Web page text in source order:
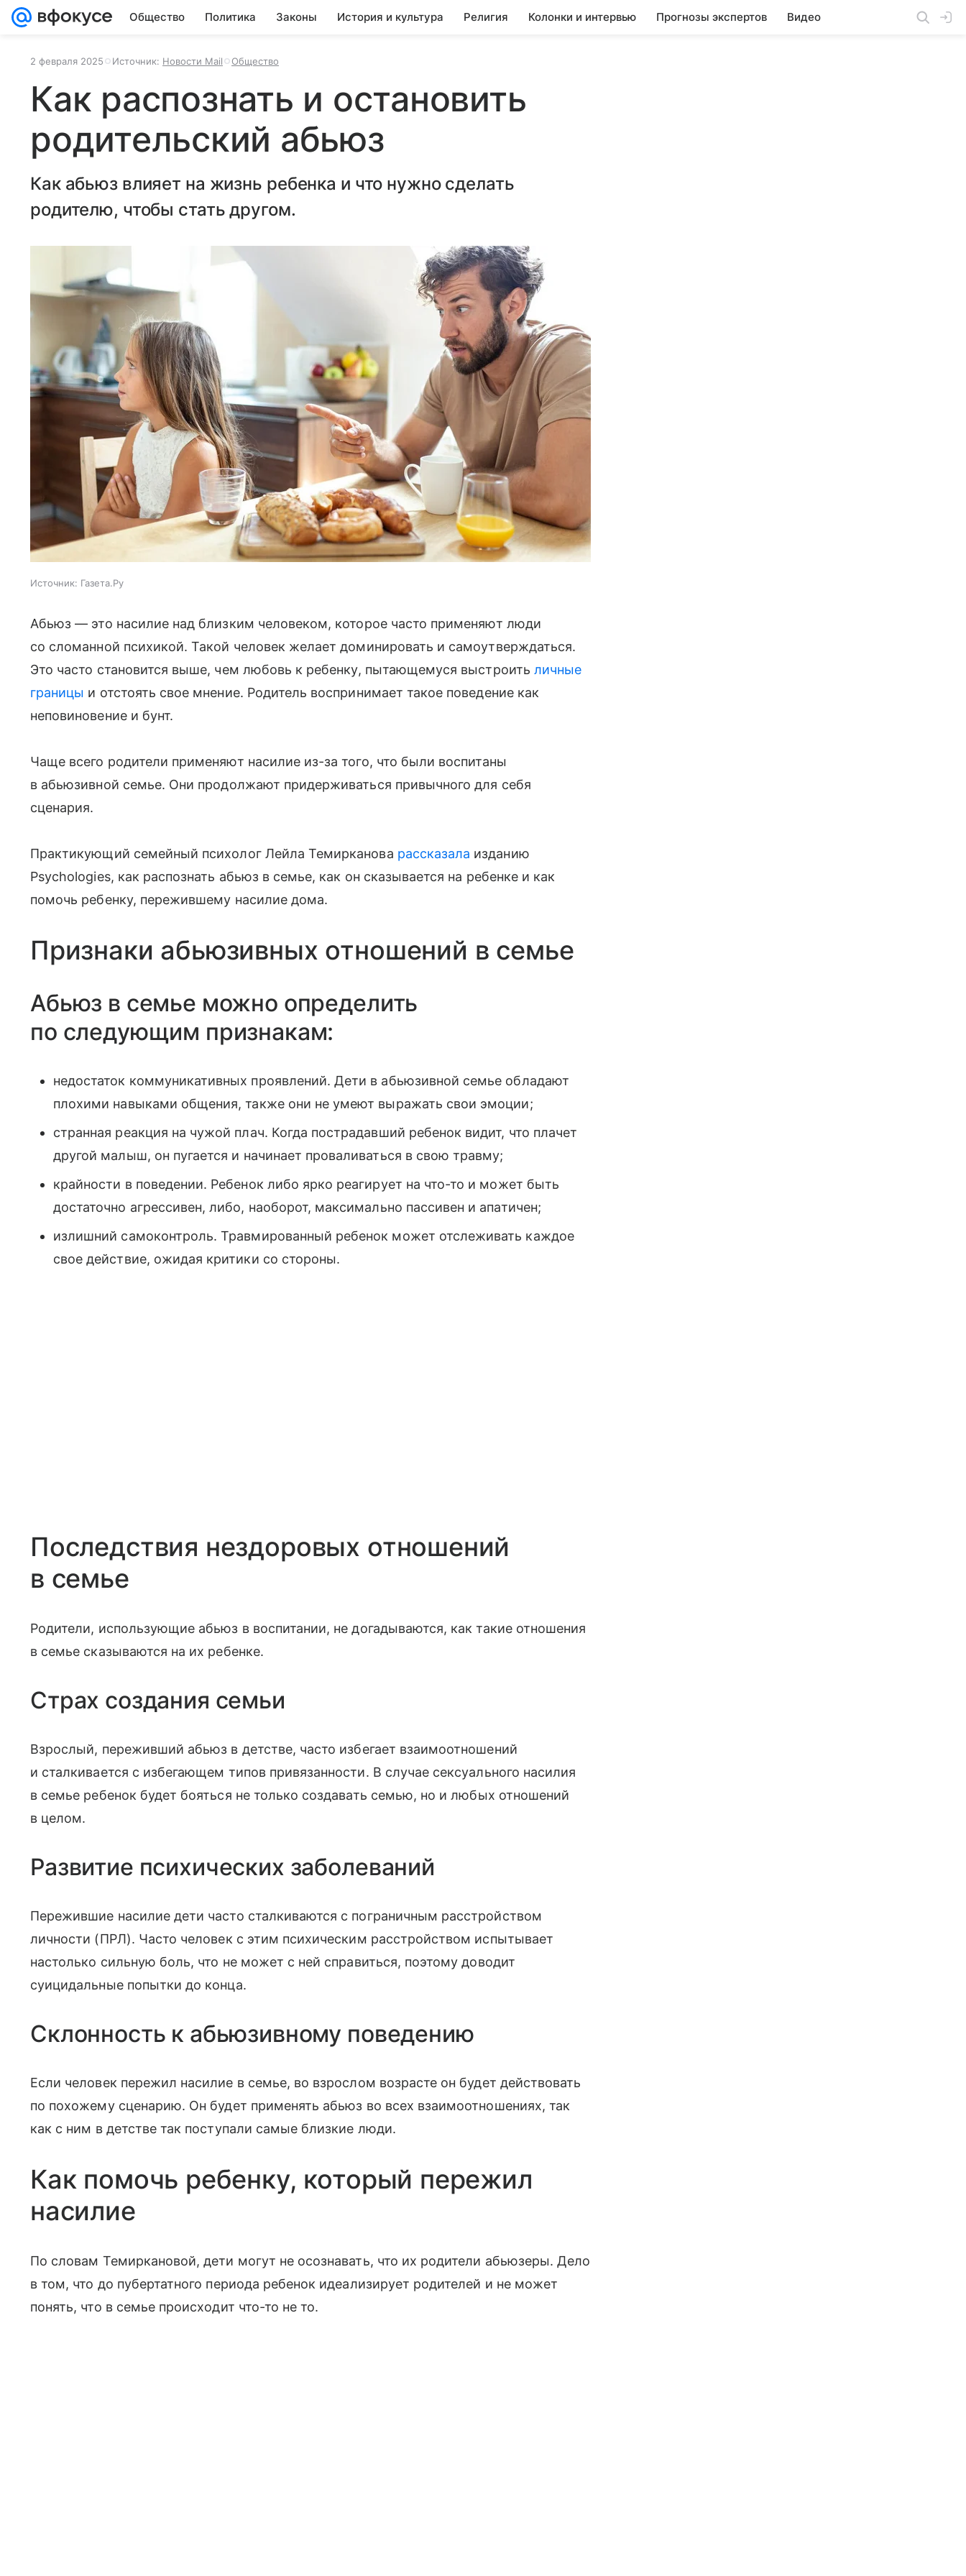
Общество Политика Законы История и культура Религия Колонки и интервью Прогнозы экспертов Видео
2 февраля 2025 Источник: Новости Mail Общество
Как распознать и остановить
родительский абьюз
Как абьюз влияет на жизнь ребенка и что нужно сделать
родителю, чтобы стать другом.
Источник: Газета.Ру
Абьюз — это насилие над близким человеком, которое часто применяют люди
со сломанной психикой. Такой человек желает доминировать и самоутверждаться.
Это часто становится выше, чем любовь к ребенку, пытающемуся выстроить личные
границы и отстоять свое мнение. Родитель воспринимает такое поведение как
неповиновение и бунт.
Чаще всего родители применяют насилие из-за того, что были воспитаны
в абьюзивной семье. Они продолжают придерживаться привычного для себя
сценария.
Практикующий семейный психолог Лейла Темирканова рассказала изданию
Psychologies, как распознать абьюз в семье, как он сказывается на ребенке и как
помочь ребенку, пережившему насилие дома.
Признаки абьюзивных отношений в семье
Абьюз в семье можно определить
по следующим признакам:
недостаток коммуникативных проявлений. Дети в абьюзивной семье обладают
плохими навыками общения, также они не умеют выражать свои эмоции;
странная реакция на чужой плач. Когда пострадавший ребенок видит, что плачет
другой малыш, он пугается и начинает проваливаться в свою травму;
крайности в поведении. Ребенок либо ярко реагирует на что-то и может быть
достаточно агрессивен, либо, наоборот, максимально пассивен и апатичен;
излишний самоконтроль. Травмированный ребенок может отслеживать каждое
свое действие, ожидая критики со стороны.
Последствия нездоровых отношений
в семье
Родители, использующие абьюз в воспитании, не догадываются, как такие отношения
в семье сказываются на их ребенке.
Страх создания семьи
Взрослый, переживший абьюз в детстве, часто избегает взаимоотношений
и сталкивается с избегающем типов привязанности. В случае сексуального насилия
в семье ребенок будет бояться не только создавать семью, но и любых отношений
в целом.
Развитие психических заболеваний
Пережившие насилие дети часто сталкиваются с пограничным расстройством
личности (ПРЛ). Часто человек с этим психическим расстройством испытывает
настолько сильную боль, что не может с ней справиться, поэтому доводит
суицидальные попытки до конца.
Склонность к абьюзивному поведению
Если человек пережил насилие в семье, во взрослом возрасте он будет действовать
по похожему сценарию. Он будет применять абьюз во всех взаимоотношениях, так
как с ним в детстве так поступали самые близкие люди.
Как помочь ребенку, который пережил
насилие
По словам Темиркановой, дети могут не осознавать, что их родители абьюзеры. Дело
в том, что до пубертатного периода ребенок идеализирует родителей и не может
понять, что в семье происходит что-то не то.